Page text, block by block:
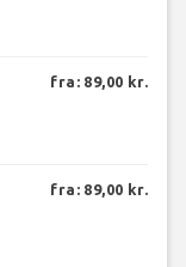
fra: 89,00 kr.
fra: 89,00 kr.